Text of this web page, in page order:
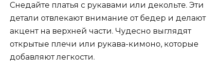
Снедайте платья с рукавами или декольте. Эти
детали отвлекают внимание от бедер и делают
акцент на верхней части. Чудесно выглядят
открытые плечи или рукава-кимоно, которые
добавляют легкости.